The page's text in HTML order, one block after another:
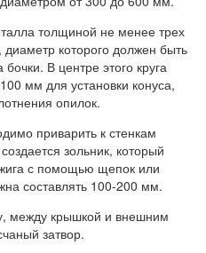
толщиной не менее трех
которого должен быть
В центре этого круга
мм для установки конуса,
опилок.
приварить к стенкам
зольник, который
с помощью щепок или
составлять 100-200 мм.
между крышкой и внешним
затвор.